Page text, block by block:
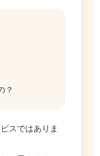
？
スではありま